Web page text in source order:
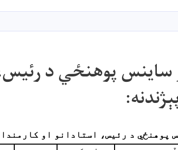
content
پوهنځي د رئیس،
پوهنځي د رئیس، استادانو او